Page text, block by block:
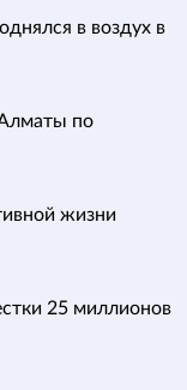
в воздух в
по
жизни
25 миллионов